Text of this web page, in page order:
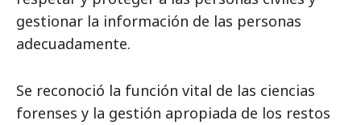
gestionar la información de las personas
adecuadamente.
Se reconoció la función vital de las ciencias
forenses y la gestión apropiada de los restos